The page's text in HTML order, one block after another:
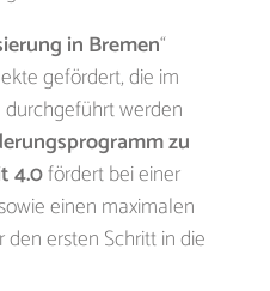
in Bremen“
gefördert, die im
werden
zu
4.0fördert bei einer
einen maximalen
den ersten Schritt in die